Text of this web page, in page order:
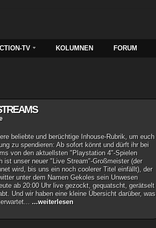
TV KOLUMNEN FORUM
beliebte und berüchtige Inhouse-Rubrik, um euch
zu spendieren: Ab sofort könnt und dürft ihr bei
von den aktuellsten "Playstation 4"-Spielen
ist unser neuer "Live Stream"-Großmeister (der
wird, bis uns ein noch coolerer Titel einfällt), der
unter dem Namen Gekoles sein Unwesen
ab 20:00 Uhr live gezockt, gequatscht, gerätselt
Und wir haben eine kleine Übersicht darüber, was
...weiterlesen